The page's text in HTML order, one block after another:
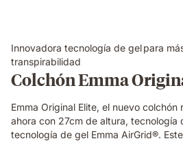
Innovadora tecnología de gel para
transpirabilidad
Colchón Emma
Emma Original Elite, el nuevo colchón
ahora con 27cm de altura, tecnología
tecnología de gel Emma AirGrid®.